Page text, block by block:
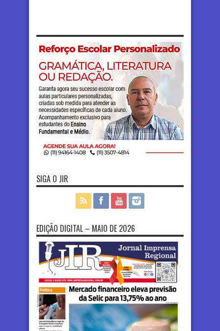
SIGA O JIR
EDIÇÃO DIGITAL – MAIO DE 2026